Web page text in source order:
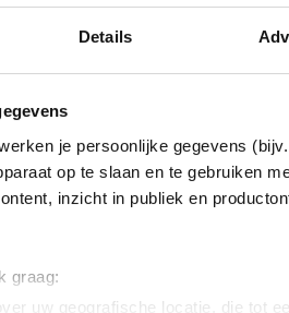
Details
je persoonlijke gegevens
op te slaan en te gebruiken
inzicht in publiek en
graag:
uw geografische locatie, die tot